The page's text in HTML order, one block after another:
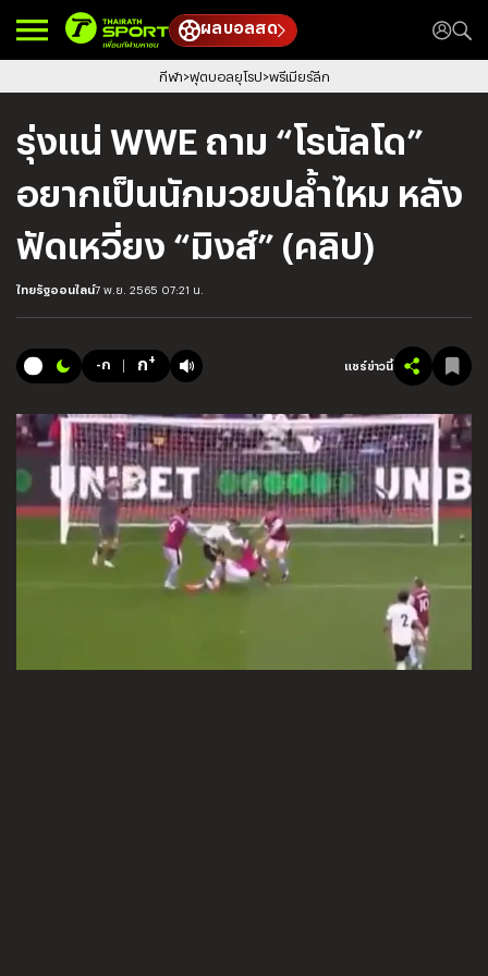
ผลบอลสด
กีฬา ฟุตบอลยุโรป พรีเมียร์ลีก
รุ่งแน่ WWE ถาม “โรนัลโด”
อยากเป็นนักมวยปลํ้าไหม หลัง
ฟัดเหวี่ยง “มิงส์” (คลิป)
ไทยรัฐออนไลน์7 พ.ย. 2565 07:21 น.
-ก ก+ แชร์ข่าวนี้